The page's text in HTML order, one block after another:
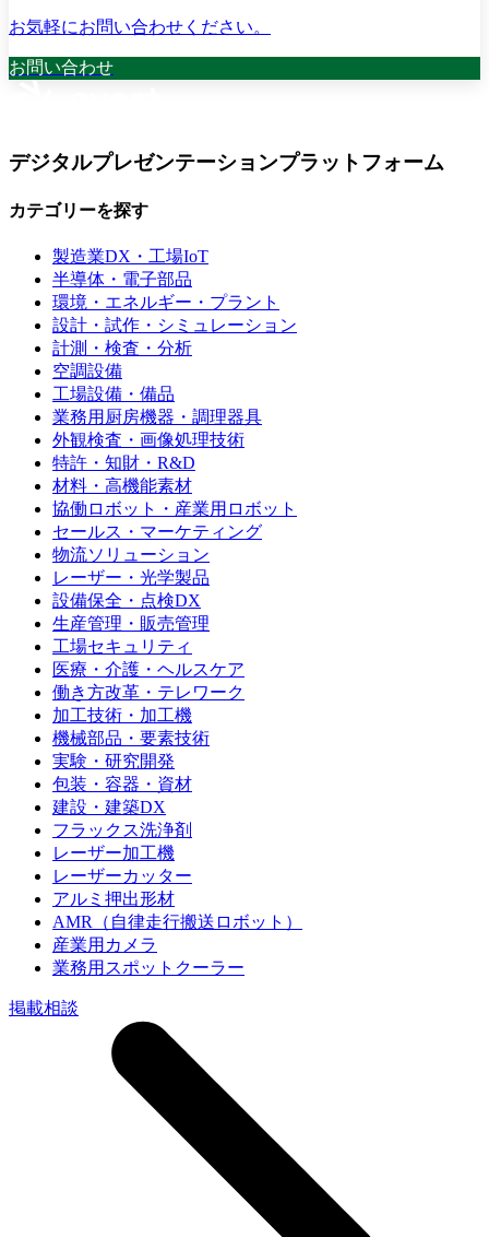
お気軽にお問い合わせください。
お問い合わせ
デジタルプレゼンテーションプラットフォーム
カテゴリーを探す
製造業DX・工場IoT
半導体・電子部品
環境・エネルギー・プラント
設計・試作・シミュレーション
計測・検査・分析
空調設備
工場設備・備品
業務用厨房機器・調理器具
外観検査・画像処理技術
特許・知財・R&D
材料・高機能素材
協働ロボット・産業用ロボット
セールス・マーケティング
物流ソリューション
レーザー・光学製品
設備保全・点検DX
生産管理・販売管理
工場セキュリティ
医療・介護・ヘルスケア
働き方改革・テレワーク
加工技術・加工機
機械部品・要素技術
実験・研究開発
包装・容器・資材
建設・建築DX
フラックス洗浄剤
レーザー加工機
レーザーカッター
アルミ押出形材
AMR（自律走行搬送ロボット）
産業用カメラ
業務用スポットクーラー
掲載相談